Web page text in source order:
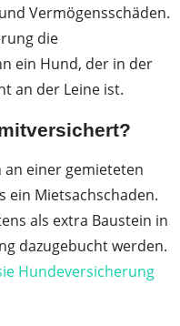
Vermögensschäden.
die
ein Hund, der in der
an der Leine ist.
an einer gemieteten
ein Mietsachschaden.
als extra Baustein in
dazugebucht werden.
Hundeversicherung